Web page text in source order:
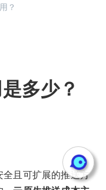
多少？
且可扩展的推送方
？